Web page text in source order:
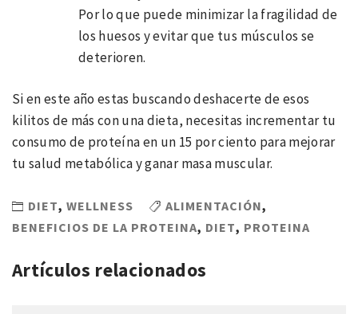
Por lo que puede minimizar la fragilidad de
los huesos y evitar que tus músculos se
deterioren.
Si en este año estas buscando deshacerte de esos
kilitos de más con una dieta, necesitas incrementar tu
consumo de proteína en un 15 por ciento para mejorar
tu salud metabólica y ganar masa muscular.
DIET, WELLNESS ALIMENTACIÓN,
BENEFICIOS DE LA PROTEINA, DIET, PROTEINA
Artículos relacionados